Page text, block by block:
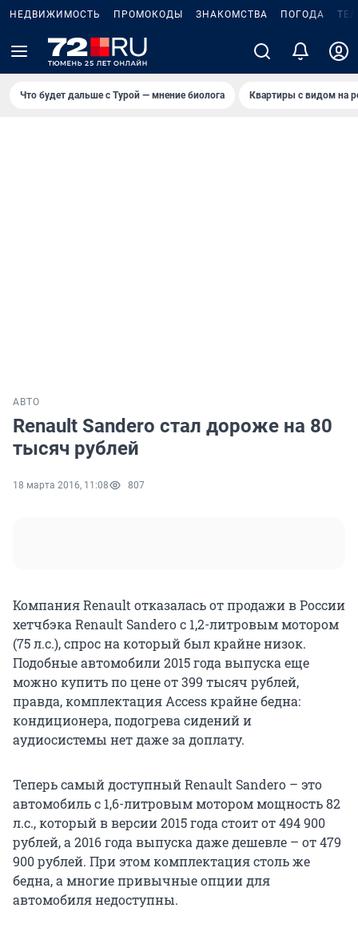
НЕДВИЖИМОСТЬ ПРОМОКОДЫ ЗНАКОМСТВА ПОГОДА
Что будет дальше с Турой — мнение биолога Квартиры с видом на
АВТО
Renault Sandero стал дороже на 80
тысяч рублей
18 марта 2016, 11:08 807
Компания Renault отказалась от продажи в России
хетчбэка Renault Sandero с 1,2-литровым мотором
(75 л.с.), спрос на который был крайне низок.
Подобные автомобили 2015 года выпуска еще
можно купить по цене от 399 тысяч рублей,
правда, комплектация Access крайне бедна:
кондиционера, подогрева сидений и
аудиосистемы нет даже за доплату.
Теперь самый доступный Renault Sandero – это
автомобиль с 1,6-литровым мотором мощность 82
л.с., который в версии 2015 года стоит от 494 900
рублей, а 2016 года выпуска даже дешевле – от 479
900 рублей. При этом комплектация столь же
бедна, а многие привычные опции для
автомобиля недоступны.